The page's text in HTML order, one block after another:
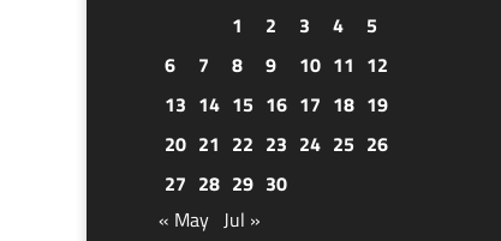
1
2 3 4
5
6
7 8 9 10 11 12
13 14 15 16 17 18 19
20 21 22 23 24 25 26
27 28 29 30
« May Jul »